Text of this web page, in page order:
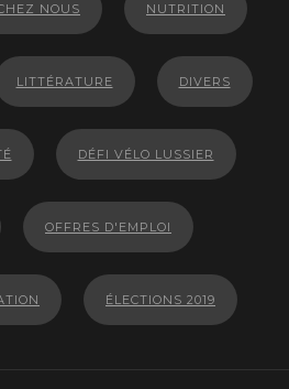
NOUS NUTRITION
LITTÉRATURE DIVERS
DÉFI VÉLO LUSSIER
OFFRES D'EMPLOI
ÉLECTIONS 2019